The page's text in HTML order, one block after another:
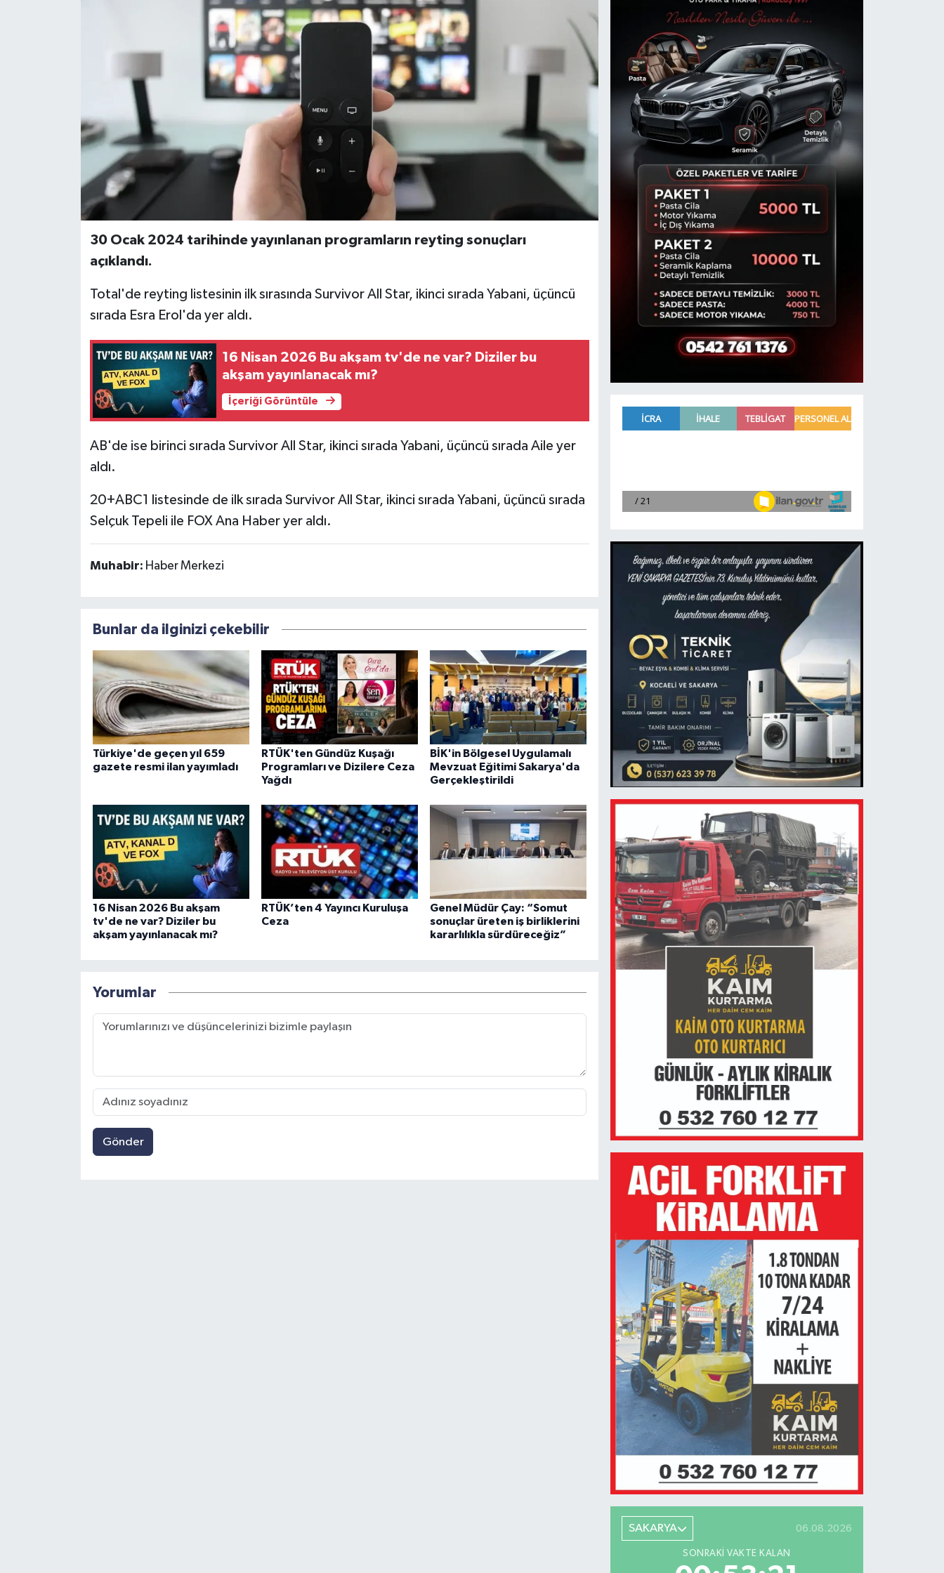
30 Ocak 2024 tarihinde yayınlanan programların reyting sonuçları
açıklandı.
Total'de reyting listesinin ilk sırasında Survivor All Star, ikinci sırada Yabani, üçüncü
sırada Esra Erol'da yer aldı.
16 Nisan 2026 Bu akşam tv'de ne var? Diziler bu
akşam yayınlanacak mı?
İçeriği Görüntüle
AB'de ise birinci sırada Survivor All Star, ikinci sırada Yabani, üçüncü sırada Aile yer
aldı.
20+ABC1 listesinde de ilk sırada Survivor All Star, ikinci sırada Yabani, üçüncü sırada
Selçuk Tepeli ile FOX Ana Haber yer aldı.
Muhabir: Haber Merkezi
Bunlar da ilginizi çekebilir
Türkiye'de geçen yıl 659
gazete resmi ilan yayımladı
RTÜK'ten Gündüz Kuşağı
Programları ve Dizilere Ceza
Yağdı
BİK'in Bölgesel Uygulamalı
Mevzuat Eğitimi Sakarya'da
Gerçekleştirildi
16 Nisan 2026 Bu akşam
tv'de ne var? Diziler bu
akşam yayınlanacak mı?
RTÜK’ten 4 Yayıncı Kuruluşa
Ceza
Genel Müdür Çay: “Somut
sonuçlar üreten iş birliklerini
kararlılıkla sürdüreceğiz”
Yorumlar
Gönder
SAKARYA 06.08.2026
SONRAKI VAKTE KALAN